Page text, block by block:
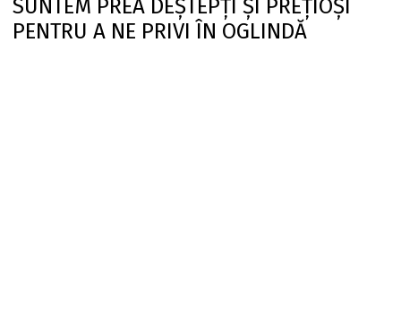
SUNTEM PREA DEȘTEPȚI ȘI PREȚIOȘI
PENTRU A NE PRIVI ÎN OGLINDĂ